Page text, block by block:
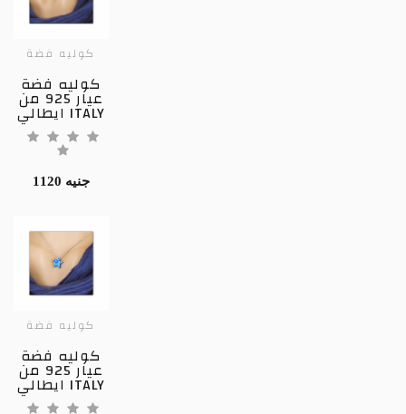
كوليه فضة
كوليه فضة
عيار 925 من
ايطالي ITALY
1120 جنيه
كوليه فضة
كوليه فضة
عيار 925 من
ايطالي ITALY